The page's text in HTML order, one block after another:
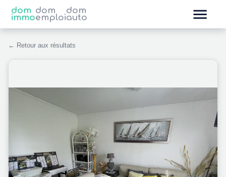
dom
immo
dom
emploi
dom
auto
← Retour aux résultats